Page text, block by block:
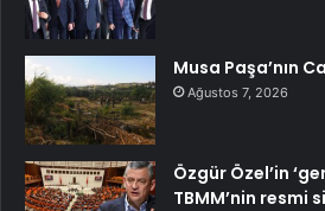
Musa Paşa’nın
Ağustos 7, 2026
Özgür Özel’in
TBMM’nin resmi